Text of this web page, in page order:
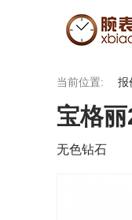
当前位置: 报
宝格
无色钻石